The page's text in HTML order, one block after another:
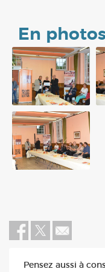
En
Pensez aussi à